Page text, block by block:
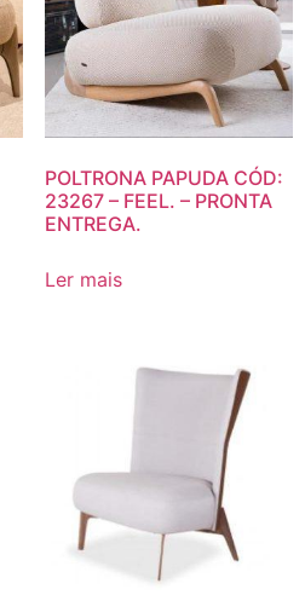
POLTRONA PAPUDA CÓD:
23267 – FEEL. – PRONTA
ENTREGA.
Ler mais